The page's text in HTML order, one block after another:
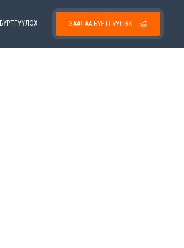
ЗААЛАА БҮРТГҮҮЛЭХ
БҮРТГҮҮЛЭХ